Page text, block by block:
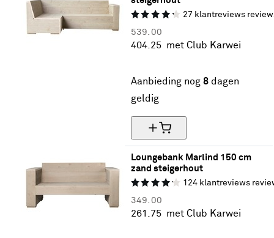
27 klantreviews
539. 00
404. 25 met Club Karwei
Aanbieding nog 8 dagen
geldig
Loungebank Marlind 150 cm
zand steigerhout
124 klantreviews
349. 00
261. 75 met Club Karwei